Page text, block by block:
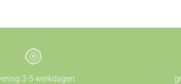
3-5 werkdagen